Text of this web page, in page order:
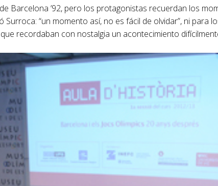
Barcelona ’92, pero los protagonistas recuerdan los
“un momento así, no es fácil de olvidar”, ni para
recordaban con nostalgia un acontecimiento